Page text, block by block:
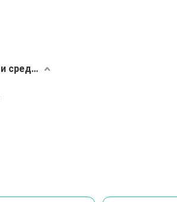
Одноразовые товары и средства для лечения недержания